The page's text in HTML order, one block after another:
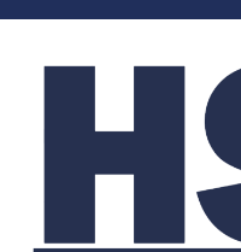
Saltar